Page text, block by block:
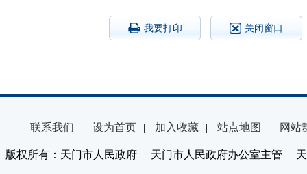
我要打印 关闭窗口
联系我们 | 设为首页 | 加入收藏 | 站点地图 | 网站
版权所有：天门市人民政府 天门市人民政府办公室主管 天